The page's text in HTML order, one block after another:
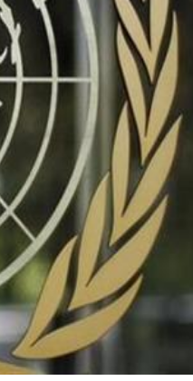
برنامج الوقاية من مخاطر
إن الأطفال
بجدري القرود، ومن المهم
الذي عقده المكتب
القردة والاستجابة له
إقليميا للتصنيع الحيوي